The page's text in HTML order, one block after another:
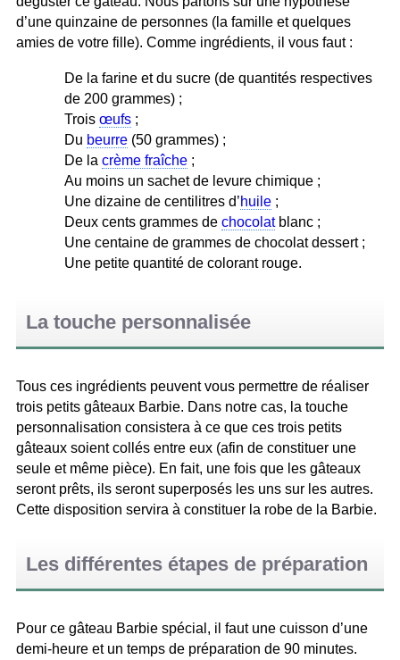
d’une quinzaine de personnes (la famille et quelques
amies de votre fille). Comme ingrédients, il vous faut :
De la farine et du sucre (de quantités respectives
de 200 grammes) ;
Trois œufs ;
Du beurre (50 grammes) ;
De la crème fraîche ;
Au moins un sachet de levure chimique ;
Une dizaine de centilitres d’huile ;
Deux cents grammes de chocolatblanc ;
Une centaine de grammes de chocolat dessert ;
Une petite quantité de colorant rouge.
La touche personnalisée
Tous ces ingrédients peuvent vous permettre de réaliser
trois petits gâteaux Barbie. Dans notre cas, la touche
personnalisation consistera à ce que ces trois petits
gâteaux soient collés entre eux (afin de constituer une
seule et même pièce). En fait, une fois que les gâteaux
seront prêts, ils seront superposés les uns sur les autres.
Cette disposition servira à constituer la robe de la Barbie.
Les différentes étapes de préparation
Pour ce gâteau Barbie spécial, il faut une cuisson d’une
demi-heure et un temps de préparation de 90 minutes.